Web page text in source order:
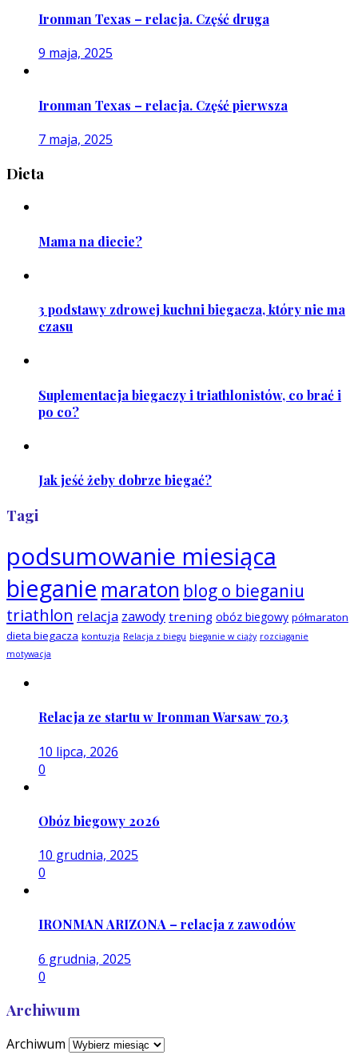
Ironman Texas – relacja. Część druga
9 maja, 2025
Ironman Texas – relacja. Część pierwsza
7 maja, 2025
Dieta
Mama na diecie?
3 podstawy zdrowej kuchni biegacza, który nie ma
czasu
Suplementacja biegaczy i triathlonistów, co brać i
po co?
Jak jeść żeby dobrze biegać?
Tagi
podsumowanie miesiąca
bieganie maraton blog o bieganiu
triathlon relacja zawody trening obóz biegowy półmaraton
dieta biegacza kontuzja Relacja z biegu bieganie w ciąży rozciąganie
motywacja
Relacja ze startu w Ironman Warsaw 70.3
10 lipca, 2026
0
Obóz biegowy 2026
10 grudnia, 2025
0
IRONMAN ARIZONA – relacja z zawodów
6 grudnia, 2025
0
Archiwum
Archiwum